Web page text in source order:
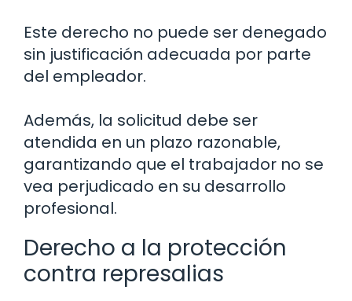
Este derecho no puede ser denegado
sin justificación adecuada por parte
del empleador.
Además, la solicitud debe ser
atendida en un plazo razonable,
garantizando que el trabajador no se
vea perjudicado en su desarrollo
profesional.
Derecho a la protección
contra represalias